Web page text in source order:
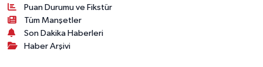
Puan Durumu ve Fikstür
Tüm Manşetler
Son Dakika Haberleri
Haber Arşivi